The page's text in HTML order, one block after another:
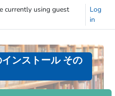
currently using guest
Log
in
ンストール その